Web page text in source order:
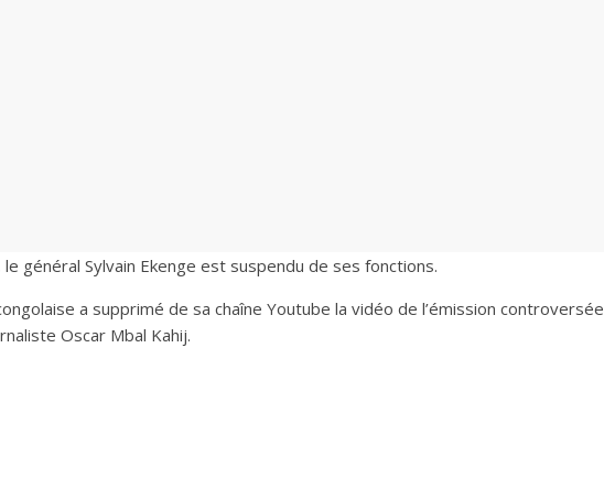
général Sylvain Ekenge est suspendu de ses fonctions.
a supprimé de sa chaîne Youtube la vidéo de l’émission controversée
Oscar Mbal Kahij.‎‎‎‎